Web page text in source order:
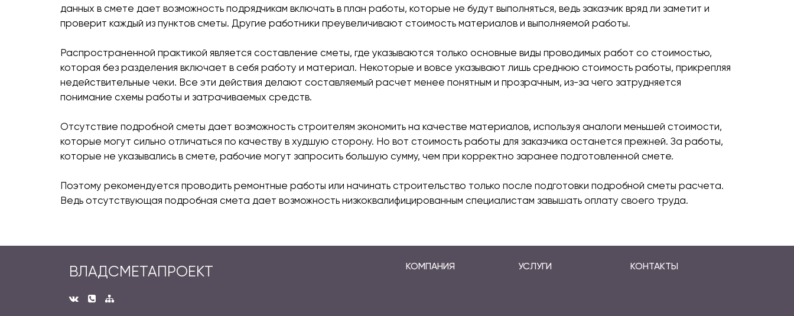
данных в смете дает возможность подрядчикам включать в план работы, которые не будут выполняться, ведь заказчик вряд ли заметит и
проверит каждый из пунктов сметы. Другие работники преувеличивают стоимость материалов и выполняемой работы.
Распространенной практикой является составление сметы, где указываются только основные виды проводимых работ со стоимостью,
которая без разделения включает в себя работу и материал. Некоторые и вовсе указывают лишь среднюю стоимость работы, прикрепляя
недействительные чеки. Все эти действия делают составляемый расчет менее понятным и прозрачным, из-за чего затрудняется
понимание схемы работы и затрачиваемых средств.
Отсутствие подробной сметы дает возможность строителям экономить на качестве материалов, используя аналоги меньшей стоимости,
которые могут сильно отличаться по качеству в худшую сторону. Но вот стоимость работы для заказчика останется прежней. За работы,
которые не указывались в смете, рабочие могут запросить большую сумму, чем при корректно заранее подготовленной смете.
Поэтому рекомендуется проводить ремонтные работы или начинать строительство только после подготовки подробной сметы расчета.
Ведь отсутствующая подробная смета дает возможность низкоквалифицированным специалистам завышать оплату своего труда.
ВЛАДСМЕТАПРОЕКТ КОМПАНИЯ УСЛУГИ КОНТАКТЫ